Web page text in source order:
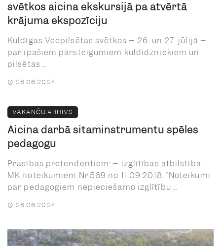
svētkos aicina ekskursijā pa atvērtā
krājuma ekspozīciju
Kuldīgas Vecpilsētas svētkos – 26. un 27. jūlijā –
par īpašiem pārsteigumiem kuldīdzniekiem un
pilsētas ...
28.06.2024
VAKANČU ARHĪVS
Aicina darbā sitaminstrumentu spēles
pedagogu
Prasības pretendentiem: – izglītības atbilstība
MK noteikumiem Nr.569 no 11.09.2018. ”Noteikumi
par pedagogiem nepieciešamo izglītību ...
28.06.2024